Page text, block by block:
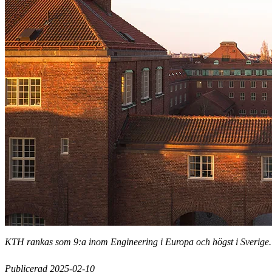
KTH rankas som 9:a inom Engineering i Europa och högst i
Publicerad 2025-02-10